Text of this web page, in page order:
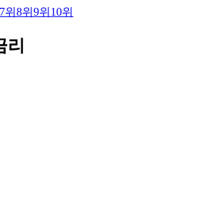
7위 8위 9위 10위
리